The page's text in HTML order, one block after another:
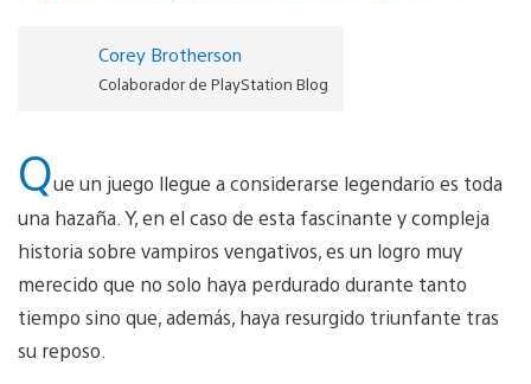
Corey Brotherson
Colaborador de PlayStation Blog
Que un juego llegue a considerarse legendario es toda
una hazaña. Y, en el caso de esta fascinante y compleja
historia sobre vampiros vengativos, es un logro muy
merecido que no solo haya perdurado durante tanto
tiempo sino que, además, haya resurgido triunfante tras
su reposo.